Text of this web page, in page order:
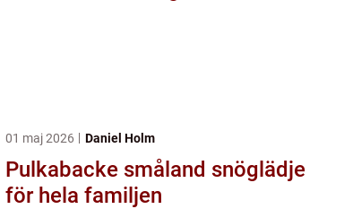
01 maj 2026 Daniel Holm
Pulkabacke småland snöglädje
för hela familjen